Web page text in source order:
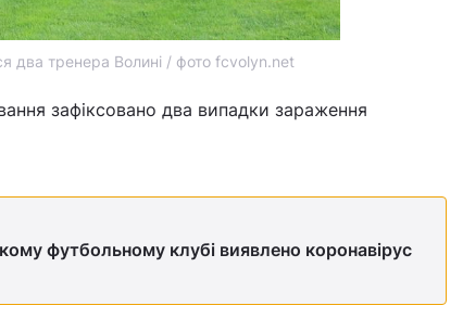
два тренера Волині / фото fcvolyn.net
зафіксовано два випадки зараження
футбольному клубі виявлено коронавірус